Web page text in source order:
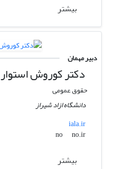
بیشتر
دبیر مهمان
دکتر کوروش
حقوق عمومی
دانشگاه ازاد شیراز
iala.ir
no
no.ir
بیشتر